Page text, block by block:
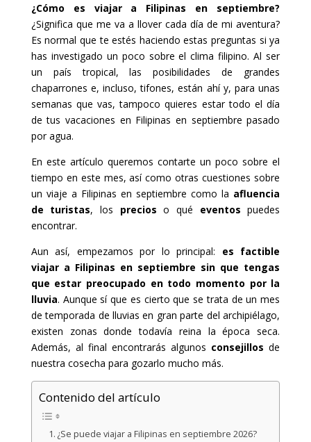
¿Cómo es viajar a Filipinas en septiembre?
¿Significa que me va a llover cada día de mi aventura?
Es normal que te estés haciendo estas preguntas si ya
has investigado un poco sobre el clima filipino. Al ser
un país tropical, las posibilidades de grandes
chaparrones e, incluso, tifones, están ahí y, para unas
semanas que vas, tampoco quieres estar todo el día
de tus vacaciones en Filipinas en septiembre pasado
por agua.
En este artículo queremos contarte un poco sobre el
tiempo en este mes, así como otras cuestiones sobre
un viaje a Filipinas en septiembre como la afluencia
de turistas, los precios o qué eventos puedes
encontrar.
Aun así, empezamos por lo principal: es factible
viajar a Filipinas en septiembre sin que tengas
que estar preocupado en todo momento por la
lluvia. Aunque sí que es cierto que se trata de un mes
de temporada de lluvias en gran parte del archipiélago,
existen zonas donde todavía reina la época seca.
Además, al final encontrarás algunos consejillos de
nuestra cosecha para gozarlo mucho más.
Contenido del artículo
¿Se puede viajar a Filipinas en septiembre 2026?